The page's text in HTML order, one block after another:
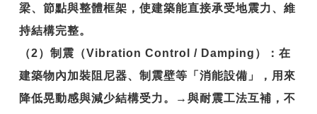
梁、節點與整體框架，使建築能直接承受地震力、維
持結構完整。
（2）制震（Vibration Control / Damping）：在
建築物內加裝阻尼器、制震壁等「消能設備」，用來
降低晃動感與減少結構受力。→與耐震工法互補，不